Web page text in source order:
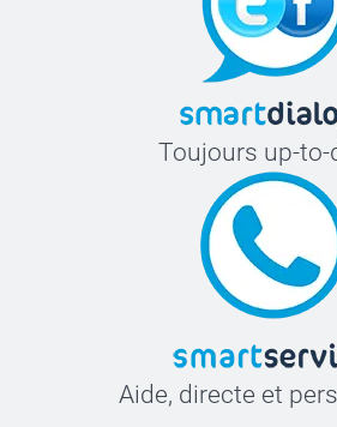
Toujours up-to-
Aide, directe et